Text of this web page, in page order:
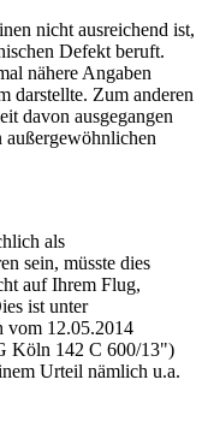
nicht ausreichend ist,
Defekt beruft.
nähere Angaben
darstellte. Zum anderen
davon ausgegangen
außergewöhnlichen
als
sein, müsste dies
auf Ihrem Flug,
ist unter
vom 12.05.2014
Köln 142 C 600/13")
Urteil nämlich u.a.